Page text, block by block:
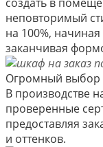
неповторимый
на 100%,
заканчивая
Огромный выбор
В производстве
проверенные
предоставляя
и оттенков.